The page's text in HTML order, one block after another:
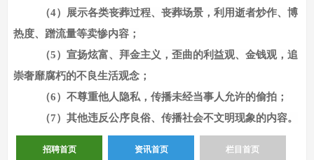
（4）展示各类丧葬过程、丧葬场景，利用逝者炒作、博
热度、蹭流量等卖惨内容；
（5）宣扬炫富、拜金主义，歪曲的利益观、金钱观，追
崇奢靡腐朽的不良生活观念；
（6）不尊重他人隐私，传播未经当事人允许的偷拍；
（7）其他违反公序良俗、传播社会不文明现象的内容。
招聘首页 资讯首页 栏目首页